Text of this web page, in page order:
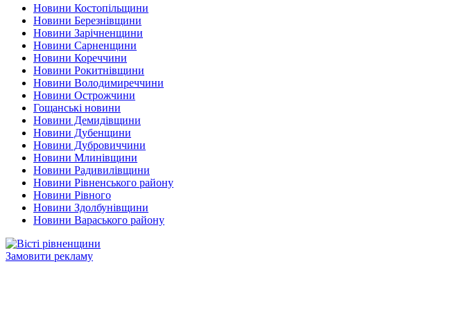
Новини Костопільщини
Новини Березнівщини
Новини Зарічненщини
Новини Сарненщини
Новини Кореччини
Новини Рокитнівщини
Новини Володимиреччини
Новини Острожчини
Гощанські новини
Новини Демидівщини
Новини Дубенщини
Новини Дубровиччини
Новини Млинівщини
Новини Радивилівщини
Новини Рівненського району
Новини Рівного
Новини Здолбунівщини
Новини Вараського району
Замовити рекламу